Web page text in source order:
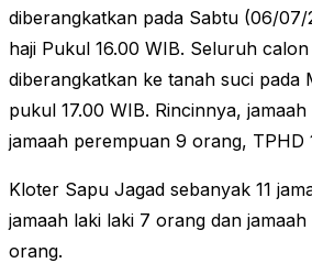
diberangkatkan pada Sabtu (06/07/
haji Pukul 16.00 WIB. Seluruh
diberangkatkan ke tanah suci pada
pukul 17.00 WIB. Rincinnya,
jamaah perempuan 9 orang, TPHD
Kloter Sapu Jagad sebanyak 11
jamaah laki laki 7 orang dan
orang.